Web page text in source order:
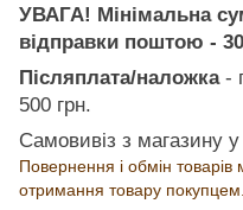
УВАГА! Мінімальна
відправки поштою -
Післяплата/наложка-
500 грн.
Самовивіз з магазину
Повернення і обмін
отримання товару покупцем.